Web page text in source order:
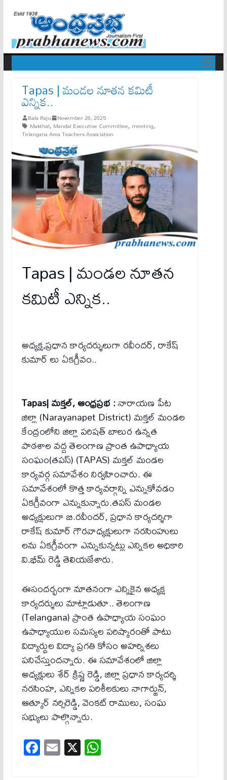
Tapas | మండల నూతన కమిటీ
ఎన్నిక..
Bala Raju November 26, 2025
Makthal, Mandal Executive Committee, meeting,
Telangana Area Teachers Association
Tapas | మండల నూతన
కమిటీ ఎన్నిక..
అధ్యక్ష,ప్రధాన కార్యదర్శులుగా రవీందర్, రాకేష్
కుమార్ లు ఏకగ్రీవం..
Tapas| మక్తల్, ఆంధ్రప్రభ :నారాయణ పేట
జిల్లా (Narayanapet District) మక్తల్ మండల
కేంద్రంలోని జిల్లా పరిషత్ బాలుర ఉన్నత
పాఠశాల వద్ద తెలంగాణ ప్రాంత ఉపాధ్యాయ
సంఘం(తపస్) (TAPAS) మక్తల్ మండల
కార్యవర్గ సమావేశం నిర్వహించారు. ఈ
సమావేశంలో కొత్త కార్యవర్గాన్ని ఎన్నుకోవడం
ఏకగ్రీవంగా ఎన్నుకున్నారు.తపస్ మండల
అధ్యక్షులుగా బి.రవీందర్, ప్రధాన కార్యదర్శిగా
రాకేష్ కుమార్ గౌరవాధ్యక్షులుగా నరసింహులు
లను ఏకగ్రీవంగా ఎన్నుకున్నట్లు ఎన్నికల అధికారి
వి.భీమ్ రెడ్డి తెలియజేశారు.
ఈసందర్భంగా నూతనంగా ఎన్నికైన అధ్యక్ష
కార్యదర్శులు మాట్లాడుతూ.. తెలంగాణ
(Telangana) ప్రాంత ఉపాధ్యాయ సంఘం
ఉపాధ్యాయుల సమస్యల పరిష్కారంతో పాటు
విద్యార్థుల విద్యా ప్రగతి కోసం అహర్నిశలు
పనిచేస్తుందన్నారు. ఈ సమావేశంలో జిల్లా
అధ్యక్షులు శేర్ క్రిష్ణ రెడ్డి, జిల్లా ప్రధాన కార్యదర్శి
నరసింహ, ఎన్నికల పరిశీలకులు నాగార్జున్,
ఆత్కూర్ నర్సిరెడ్డి, వెంకట్ రాములు, సంఘ
సభ్యులు పాల్గొన్నారు.
Fa
ce
E
m
X W
ha